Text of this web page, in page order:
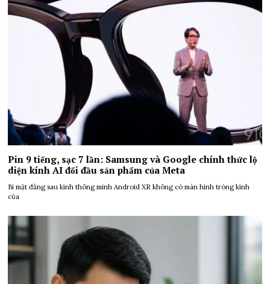
Pin 9 tiếng, sạc 7 lần: Samsung và Google chính thức lộ
diện kính AI đối đầu sản phẩm của Meta
Bí mật đằng sau kính thông minh Android XR không có màn hình tròng kính
của